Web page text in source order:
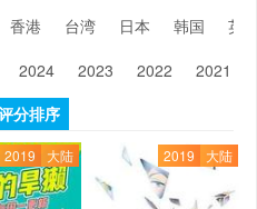
香港 台湾 日本 韩国
英
2024 2023 2022 2021
分排序
2019 大陆 2019 大陆